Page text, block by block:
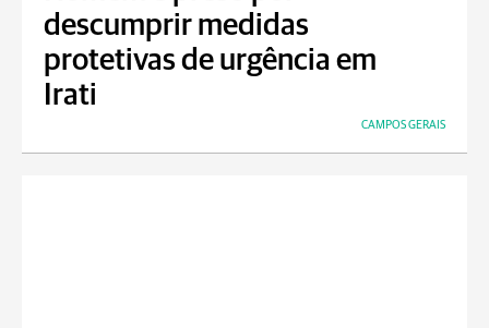
descumprir medidas
protetivas de urgência em
Irati
CAMPOS GERAIS